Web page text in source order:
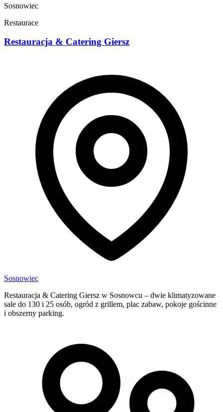
Sosnowiec
Restaurace
Restauracja & Catering Giersz
Sosnowiec
Restauracja & Catering Giersz w Sosnowcu – dwie klimatyzowane
sale do 130 i 25 osób, ogród z grillem, plac zabaw, pokoje gościnne
i obszerny parking.